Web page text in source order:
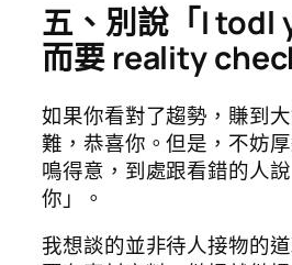
五、別說「I todl
而要 reality
如果你看對了趨勢，賺到
難，恭喜你。但是，不妨
鳴得意，到處跟看錯的人
你」。
我想談的並非待人接物的